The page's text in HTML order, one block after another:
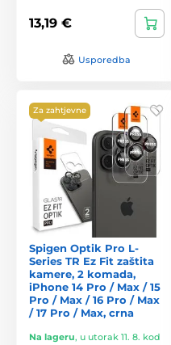
13,19 €
Usporedba
Za zahtjevne
Spigen Optik Pro L-
Series TR Ez Fit zaštita
kamere, 2 komada,
iPhone 14 Pro / Max / 15
Pro / Max / 16 Pro / Max
/ 17 Pro / Max, crna
Na lageru, u utorak 11. 8. kod